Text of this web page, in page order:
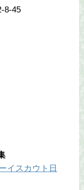
8-45
イスカウト日